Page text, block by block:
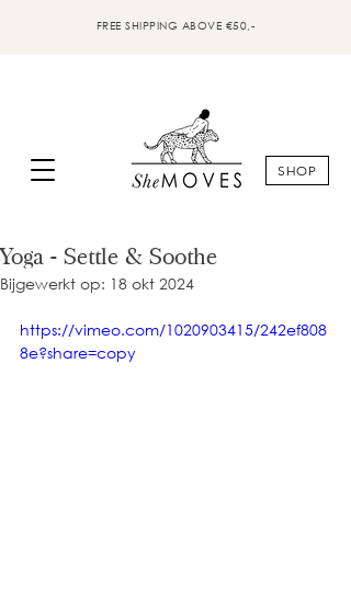
FREE SHIPPING ABOVE €50,-
SHOP
Yoga - Settle & Soothe
Bijgewerkt op: 18 okt 2024
https://vimeo.com/1020903415/242ef808
8e?share=copy